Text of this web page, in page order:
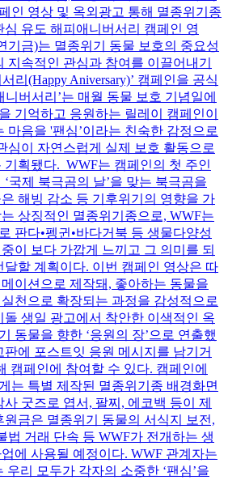
인 영상 및 옥외광고 통해 멸종위기종
심 유도 해피애니버서리 캠페인 영
기금)는 멸종위기 동물 보호의 중요성
지속적인 관심과 참여를 이끌어내기
리(Happy Aniversary)’ 캠페인을 공식
니버서리’는 매월 동물 보호 기념일에
기억하고 응원하는 릴레이 캠페인이
마음을 '팬심’이라는 친숙한 감정으로
심이 자연스럽게 실제 보호 활동으로
기획됐다. WWF는 캠페인의 첫 주인
국제 북극곰의 날’을 맞는 북극곰을
해빙 감소 등 기후위기의 영향을 가
상징적인 멸종위기종으로, WWF는
판다•펭귄•바다거북 등 생물다양성
이 보다 가깝게 느끼고 그 의미를 되
달할 계획이다. 이번 캠페인 영상은 따
이션으로 제작돼, 좋아하는 동물을
천으로 확장되는 과정을 감성적으로
돌 생일 광고에서 착안한 이색적인 옥
동물을 향한 ‘응원의 장’으로 연출했
판에 포스트잇 응원 메시지를 남기거
캠페인에 참여할 수 있다. 캠페인에
는 특별 제작된 멸종위기종 배경화면
굿즈로 엽서, 팔찌, 에코백 등이 제
원금은 멸종위기 동물의 서식지 보전,
법 거래 단속 등 WWF가 전개하는 생
에 사용될 예정이다. WWF 관계자는
우리 모두가 각자의 소중한 ‘팬심’을